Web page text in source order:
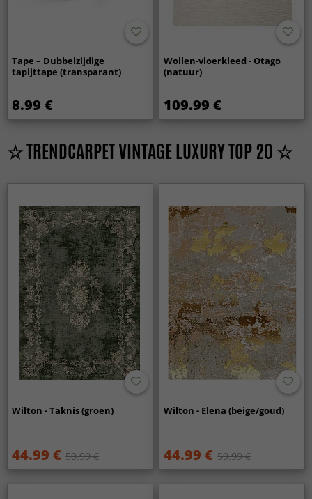
Tape – Dubbelzijdige
tapijttape (transparant)
8.99 €
Wollen-vloerkleed - Otago
(natuur)
109.99 €
☆ TRENDCARPET VINTAGE LUXURY TOP 20 ☆
Wilton - Taknis (groen)
44.99 € 59.99 €
Wilton - Elena (beige/goud)
44.99 € 59.99 €